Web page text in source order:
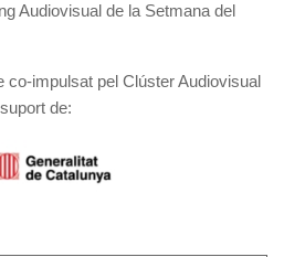
Audiovisual de la Setmana del
co-impulsat pel Clúster Audiovisual
de: